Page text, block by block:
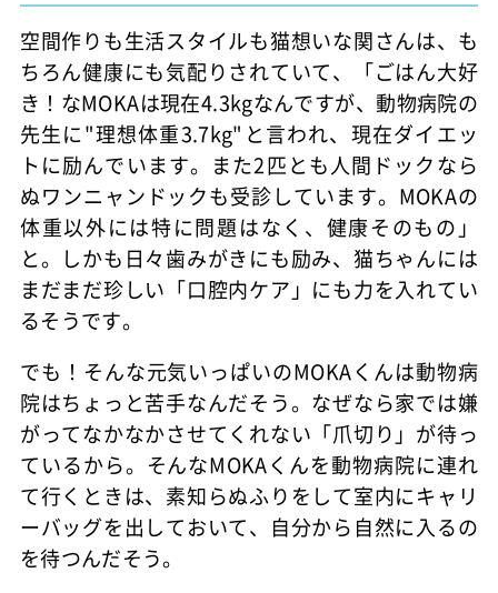
空間作りも生活スタイルも猫想いな関さんは、も
ちろん健康にも気配りされていて、「ごはん大好
き！なMOKAは現在4.3kgなんですが、動物病院の
先生に"理想体重3.7kg"と言われ、現在ダイエッ
トに励んでいます。また2匹とも人間ドックなら
ぬワンニャンドックも受診しています。MOKAの
体重以外には特に問題はなく、健康そのもの」
と。しかも日々歯みがきにも励み、猫ちゃんには
まだまだ珍しい「口腔内ケア」にも力を入れてい
るそうです。
でも！そんな元気いっぱいのMOKAくんは動物病
院はちょっと苦手なんだそう。なぜなら家では嫌
がってなかなかさせてくれない「爪切り」が待っ
ているから。そんなMOKAくんを動物病院に連れ
て行くときは、素知らぬふりをして室内にキャリ
ーバッグを出しておいて、自分から自然に入るの
を待つんだそう。